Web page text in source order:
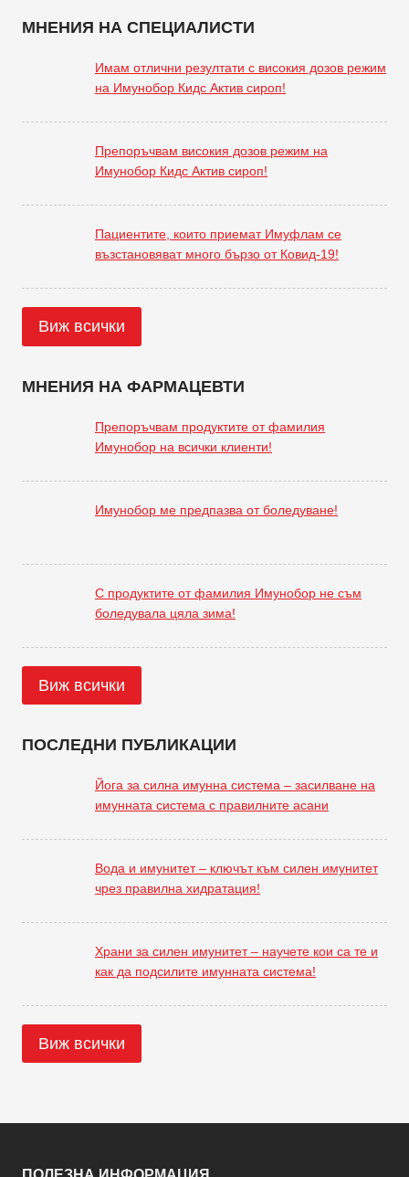
МНЕНИЯ НА СПЕЦИАЛИСТИ
Имам отлични резултати с високия дозов режим
на Имунобор Кидс Актив сироп!
Препоръчвам високия дозов режим на
Имунобор Кидс Актив сироп!
Пациентите, които приемат Имуфлам се
възстановяват много бързо от Ковид-19!
Виж всички
МНЕНИЯ НА ФАРМАЦЕВТИ
Препоръчвам продуктите от фамилия
Имунобор на всички клиенти!
Имунобор ме предпазва от боледуване!
С продуктите от фамилия Имунобор не съм
боледувала цяла зима!
Виж всички
ПОСЛЕДНИ ПУБЛИКАЦИИ
Йога за силна имунна система – засилване на
имунната система с правилните асани
Вода и имунитет – ключът към силен имунитет
чрез правилна хидратация!
Храни за силен имунитет – научете кои са те и
как да подсилите имунната система!
Виж всички